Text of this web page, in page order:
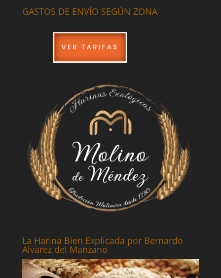
GASTOS DE ENVÍO SEGÚN ZONA
La Harina Bien Explicada por Bernardo
Alvarez del Manzano